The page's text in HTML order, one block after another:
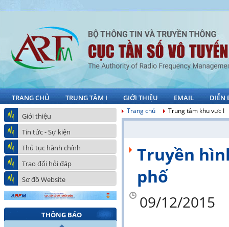
TRANG CHỦ TRUNG TÂM I GIỚI THIỆU EMAIL
DIỄN
Giới thiệu
Tin tức - Sự kiện
Thủ tục hành chính
Trao đổi hỏi đáp
Sơ đồ Website
THÔNG BÁO
Trang chủ Trung tâm khu vực I
Truyền
phố
09/12/2015